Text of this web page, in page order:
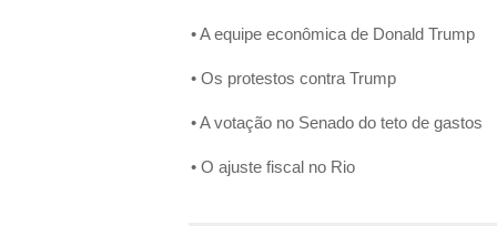
• A equipe econômica de Donald Trump
• Os protestos contra Trump
• A votação no Senado do teto de gastos
• O ajuste fiscal no Rio